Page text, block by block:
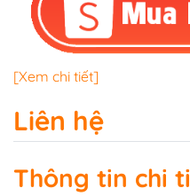
[Xem chi tiết]
Liên hệ
Thông tin chi